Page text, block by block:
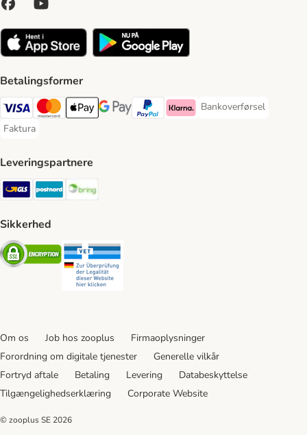
Betalingsformer
VISA Payment Method
Mastercard Payment Method
Apply pay Payment Method
Google Pay Payment Method
paypal Payment Method
Klarna Payment Method
Bankoverførsel
Bankoverførsel
Faktura
Faktura Payment Method
Leveringspartnere
GLS Shipping Method
Postnord Shipping Method
Sikkerhed
Security
Om os Job hos zooplus
Firmaoplysninger
Forordning om digitale tjenester
Generelle vilkår
Fortryd aftale
Betaling Levering
Databeskyttelse
Tilgængelighedserklæring
Corporate Website
© zooplus SE 2026